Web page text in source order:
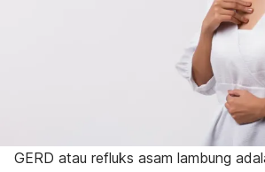
GERD atau refluks asam lambung